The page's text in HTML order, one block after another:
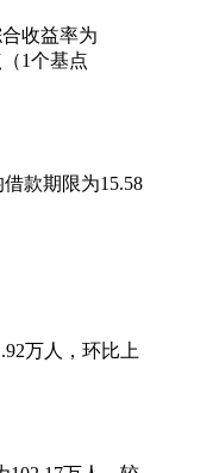
收益率为
1个基点
款期限为15.58
万人，环比上